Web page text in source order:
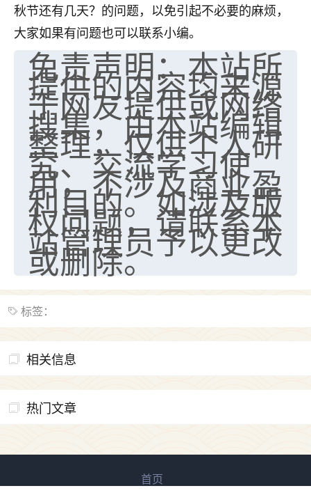
秋节还有几天？的问题，以免引起不必要的麻烦，
大家如果有问题也可以联系小编。
免责声明：本站所
提供的内容均来源
于网友提供或网络
搜集，由本站编辑
整理，仅供个人研
究、交流学习使
用，不涉及商业盈
利目的。如涉及版
权问题，请联系本
站管理员予以更改
或删除。
标签：
相关信息
热门文章
优秀的张同学
老师收徒吗？？我对这些很感兴趣
2天前 来自山西 15
首页